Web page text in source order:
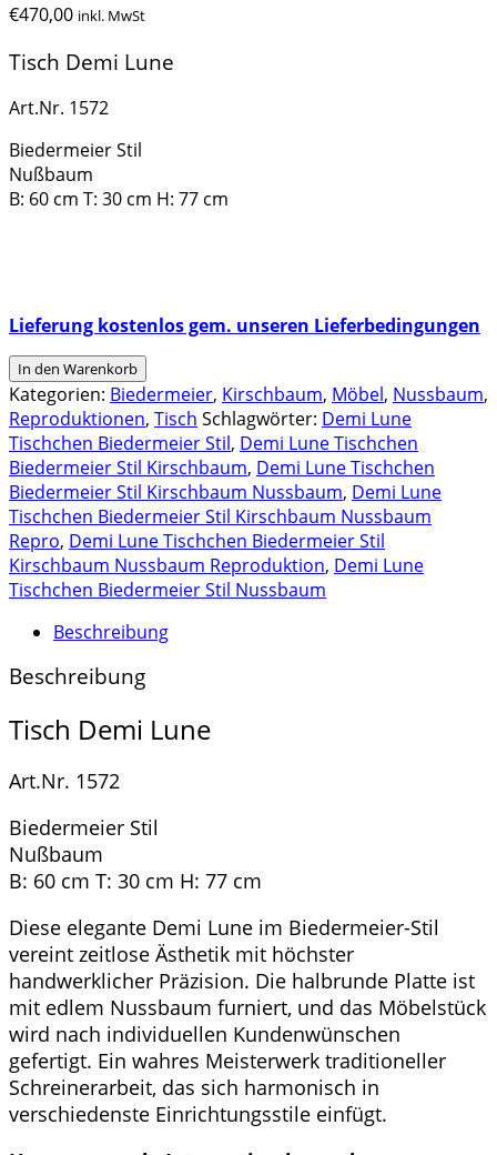
€470,00 inkl. MwSt
Tisch Demi Lune
Art.Nr. 1572
Biedermeier Stil
Nußbaum
B: 60 cm T: 30 cm H: 77 cm
Lieferung kostenlos gem. unseren Lieferbedingungen
Tisch
Demi
Lune
,
Nussbaum,
matt
oder
glänzend
|
1572
In den Warenkorb
Kategorien: Biedermeier, Kirschbaum, Möbel, Nussbaum,
Reproduktionen, Tisch Schlagwörter: Demi Lune
Tischchen Biedermeier Stil, Demi Lune Tischchen
Biedermeier Stil Kirschbaum, Demi Lune Tischchen
Biedermeier Stil Kirschbaum Nussbaum, Demi Lune
Tischchen Biedermeier Stil Kirschbaum Nussbaum
Repro, Demi Lune Tischchen Biedermeier Stil
Kirschbaum Nussbaum Reproduktion, Demi Lune
Tischchen Biedermeier Stil Nussbaum
Beschreibung
Beschreibung
Tisch Demi Lune
Art.Nr. 1572
Biedermeier Stil
Nußbaum
B: 60 cm T: 30 cm H: 77 cm
Diese elegante Demi Lune im Biedermeier-Stil
vereint zeitlose Ästhetik mit höchster
handwerklicher Präzision. Die halbrunde Platte ist
mit edlem Nussbaum furniert, und das Möbelstück
wird nach individuellen Kundenwünschen
gefertigt. Ein wahres Meisterwerk traditioneller
Schreinerarbeit, das sich harmonisch in
verschiedenste Einrichtungsstile einfügt.